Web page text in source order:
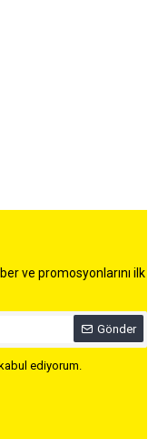
ve promosyonlarını ilk
Gönder
ediyorum.